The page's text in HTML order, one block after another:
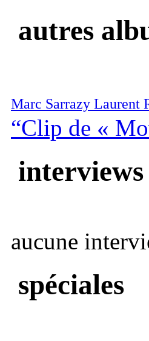
autres
Marc Sarrazy Laurent
“Clip de «
interviews
aucune
spéciales